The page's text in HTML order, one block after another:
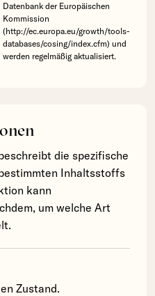
Datenbank der Europäischen
Kommission
(http://ec.europa.eu/growth/tools-
databases/cosing/index.cfm) und
werden regelmäßig aktualisiert.
die spezifische
Inhaltsstoffs
kann
um welche Art
Zustand.